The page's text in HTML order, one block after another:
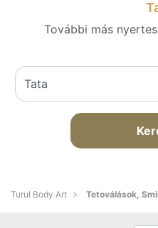
További más
Turul Body Art Tetoválások,